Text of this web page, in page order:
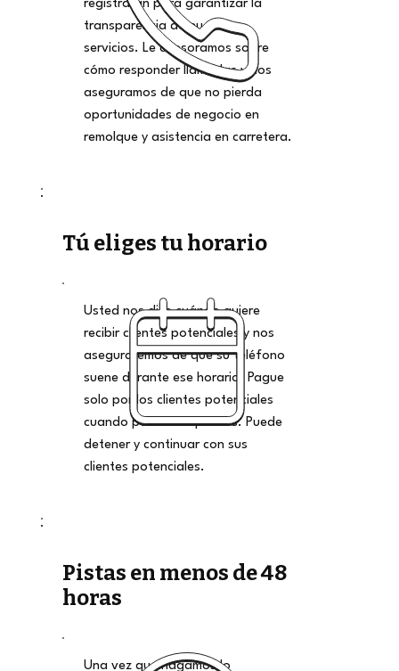
registrarán para garantizar la
transparencia de nuestros
servicios. Le asesoramos sobre
cómo responder llamadas y nos
aseguramos de que no pierda
oportunidades de negocio en
remolque y asistencia en carretera.
Tú eliges tu horario
Usted nos dice cuándo quiere
recibir clientes potenciales y nos
aseguraremos de que su teléfono
suene durante ese horario. Pague
solo por los clientes potenciales
cuando pueda aceptarlos. Puede
detener y continuar con sus
clientes potenciales.
Pistas en menos de 48
horas
Una vez que hagamos lo